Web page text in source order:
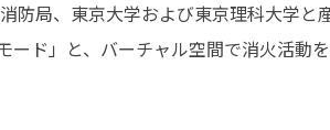
防局、東京大学および東京理科大学と
ド」と、バーチャル空間で消火活動